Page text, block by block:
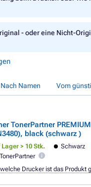
- oder eine Nicht-
Nach Namen Vom
TonerPartner
black (schwarz )
> 10 Stk. Schwarz
TonerPartner
Drucker ist das Produkt